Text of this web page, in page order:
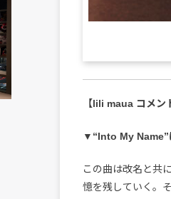
【lili maua コメン
▼“Into My Name”
この曲は改名と共
憶を残していく。